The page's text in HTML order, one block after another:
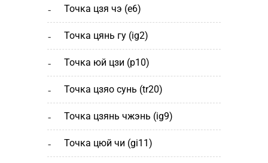
точка цзя чэ (е6)
точка цянь гу (ig2)
точка юй цзи (р10)
точка цзяо сунь (tr20)
точка цзянь чжэнь (ig9)
точка цюй чи (gi11)